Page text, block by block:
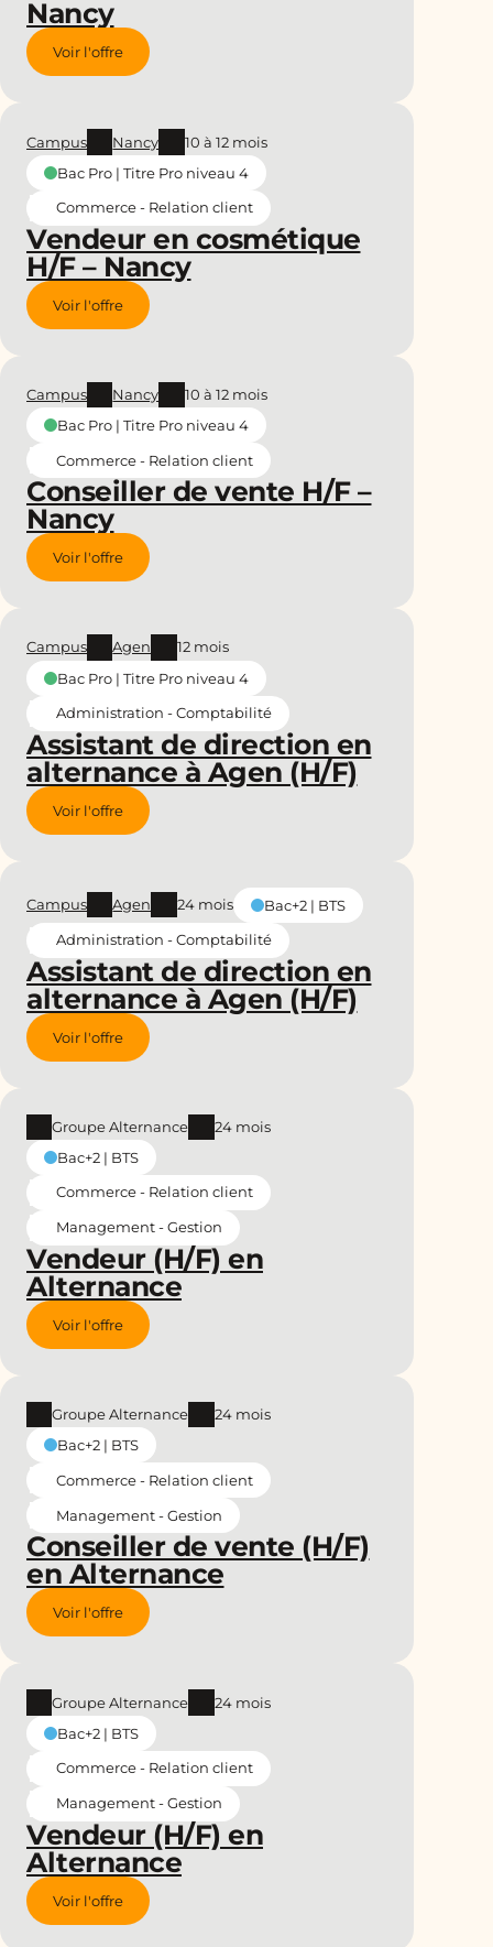
Nancy
Voir l'offre
Vendeur en cosmétique
H/F – Nancy
Campus Nancy
10 à 12 mois
Bac Pro | Titre Pro niveau 4
Commerce - Relation client
Voir l'offre
Conseiller de vente H/F –
Nancy
Campus Nancy
10 à 12 mois
Bac Pro | Titre Pro niveau 4
Commerce - Relation client
Voir l'offre
Assistant de direction en
alternance à Agen (H/F)
Campus Agen
12 mois
Bac Pro | Titre Pro niveau 4
Administration - Comptabilité
Voir l'offre
Assistant de direction en
alternance à Agen (H/F)
Campus Agen 24 mois
Bac+2 | BTS
Administration - Comptabilité
Voir l'offre
Vendeur (H/F) en
Alternance
Groupe Alternance
24 mois
Bac+2 | BTS
Commerce - Relation client
Management - Gestion
Voir l'offre
Conseiller de vente (H/F)
en Alternance
Groupe Alternance
24 mois
Bac+2 | BTS
Commerce - Relation client
Management - Gestion
Voir l'offre
Vendeur (H/F) en
Alternance
Groupe Alternance
24 mois
Bac+2 | BTS
Commerce - Relation client
Management - Gestion
Voir l'offre